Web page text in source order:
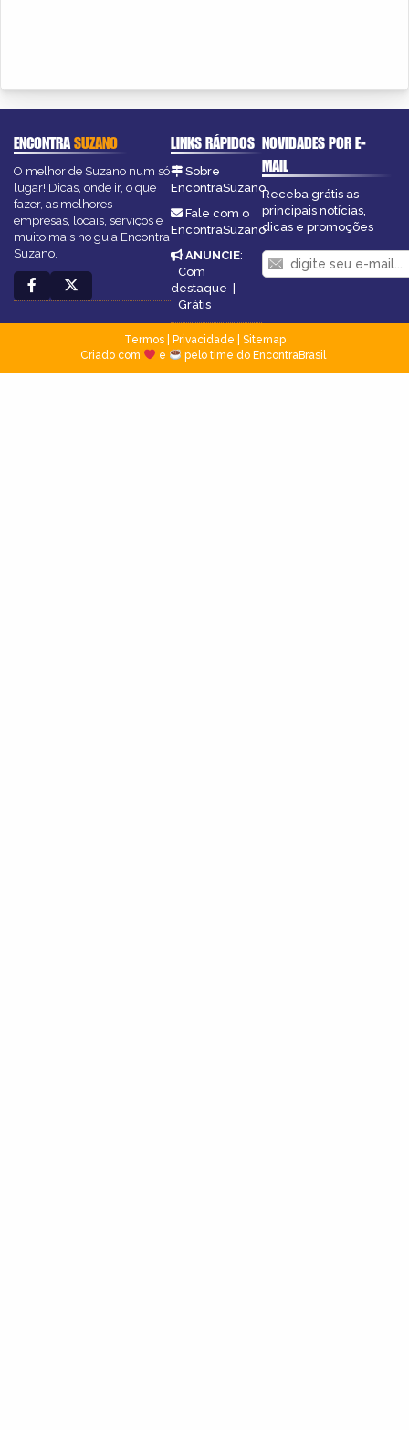
ENCONTRASUZANO
O melhor de Suzano num só
lugar! Dicas, onde ir, o que
fazer, as melhores
empresas, locais, serviços e
muito mais no guia Encontra
Suzano.
LINKS RÁPIDOS
Sobre
EncontraSuzano
Fale com o
EncontraSuzano
ANUNCIE:
Com
destaque
Grátis
NOVIDADES POR E-
MAIL
Receba grátis as
principais notícias,
dicas e promoções
Termos| Privacidade
Sitemap
Criado com
e pelo time do EncontraBrasil